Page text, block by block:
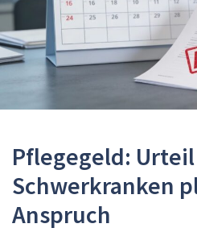
Pflegegeld:
Schwerkranken
Anspruch